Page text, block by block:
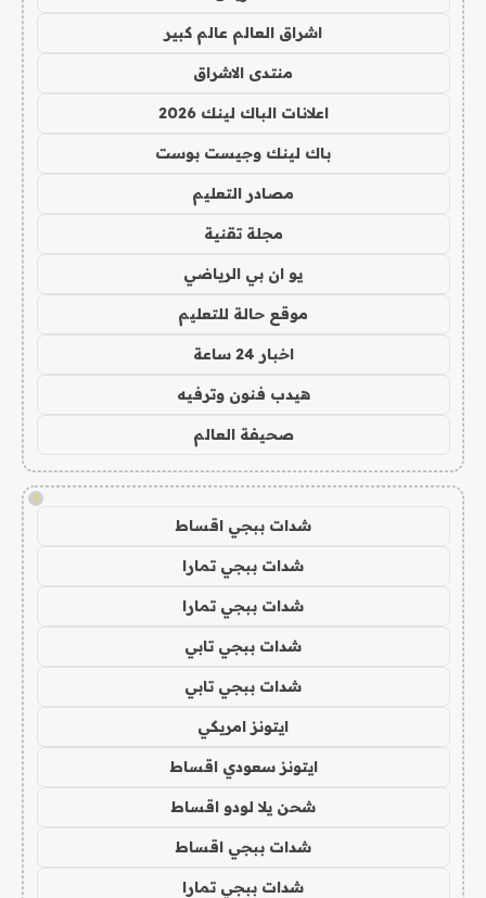
اشراق العالم عالم كبير
منتدى الاشراق
اعلانات الباك لينك 2026
باك لينك وجيست بوست
مصادر التعليم
مجلة تقنية
يو ان بي الرياضي
موقع حالة للتعليم
اخبار 24 ساعة
هيدب فنون وترفيه
صحيفة العالم
!
شدات ببجي اقساط
شدات ببجي تمارا
شدات ببجي تمارا
شدات ببجي تابي
شدات ببجي تابي
ايتونز امريكي
ايتونز سعودي اقساط
شحن يلا لودو اقساط
شدات ببجي اقساط
شدات ببجي تمارا